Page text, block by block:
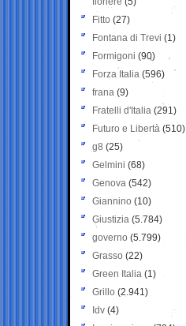
Fitto (27)
Fontana di Trevi (1)
Formigoni (90)
Forza Italia (596)
frana (9)
Fratelli d'Italia (291)
Futuro e Libertà (510)
g8 (25)
Gelmini (68)
Genova (542)
Giannino (10)
Giustizia (5.784)
governo (5.799)
Grasso (22)
Green Italia (1)
Grillo (2.941)
Idv (4)